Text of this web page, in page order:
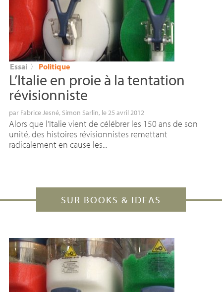
Essai 〉 Politique
L’Italie en proie à la tentation
révisionniste
par Fabrice Jesné, Simon Sarlin, le 25 avril 2012
Alors que l’Italie vient de célébrer les 150 ans de son
unité, des histoires révisionnistes remettant
radicalement en cause les...
SUR BOOKS & IDEAS